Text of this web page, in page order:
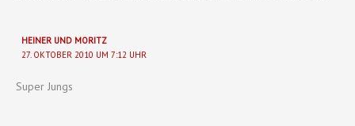
HEINER UND MORITZ
27. OKTOBER 2010 UM 7:12 UHR
Super Jungs